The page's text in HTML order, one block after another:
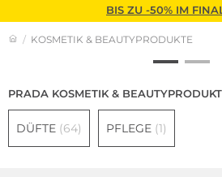
BIS ZU -50% IM
KOSMETIK & BEAUTYPRODUKTE
PRADA KOSMETIK &
DÜFTE (64) PFLEGE (1)